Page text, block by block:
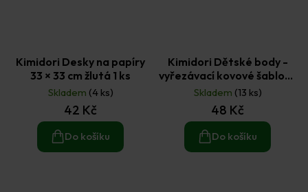
Kimidori Desky na papíry
33 × 33 cm žlutá 1 ks
Skladem (4 ks)
42 Kč
Do košíku
Kimidori Dětské body -
vyřezávací kovové šablony
3 ks
Skladem (13 ks)
48 Kč
Do košíku